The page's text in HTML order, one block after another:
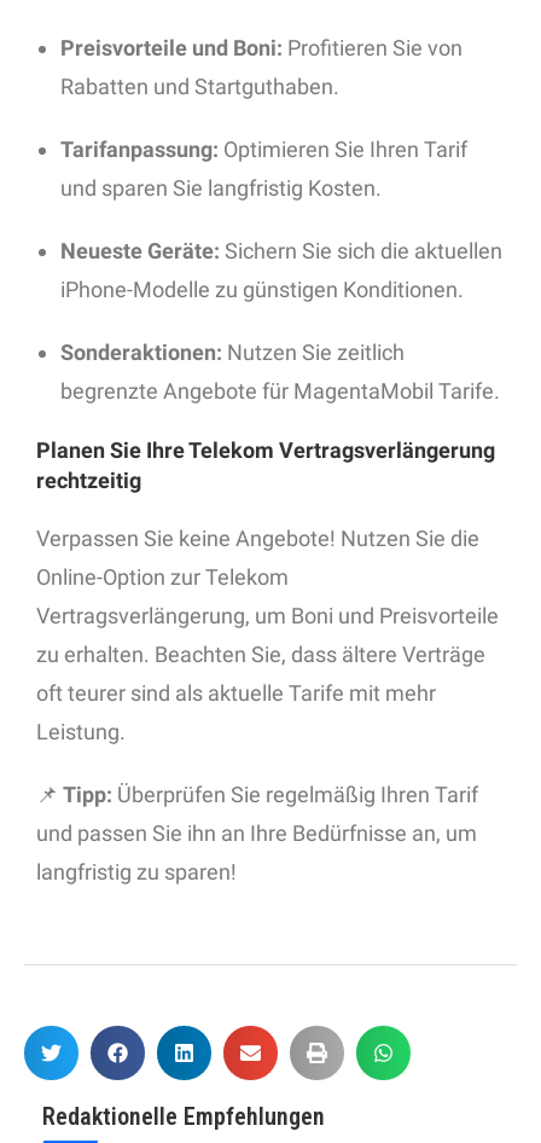
Preisvorteile und Boni: Profitieren Sie von
Rabatten und Startguthaben.
Tarifanpassung: Optimieren Sie Ihren Tarif
und sparen Sie langfristig Kosten.
Neueste Geräte: Sichern Sie sich die aktuellen
iPhone-Modelle zu günstigen Konditionen.
Sonderaktionen: Nutzen Sie zeitlich
begrenzte Angebote für MagentaMobil Tarife.
Planen Sie Ihre Telekom Vertragsverlängerung
rechtzeitig
Verpassen Sie keine Angebote! Nutzen Sie die
Online-Option zur Telekom
Vertragsverlängerung, um Boni und Preisvorteile
zu erhalten. Beachten Sie, dass ältere Verträge
oft teurer sind als aktuelle Tarife mit mehr
Leistung.
📌 Tipp: Überprüfen Sie regelmäßig Ihren Tarif
und passen Sie ihn an Ihre Bedürfnisse an, um
langfristig zu sparen!
Redaktionelle Empfehlungen